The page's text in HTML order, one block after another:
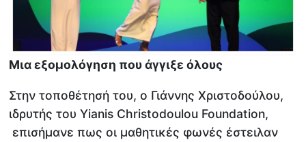
Μια εξομολόγηση που άγγιξε όλους
Στην τοποθέτησή του, ο Γιάννης Χριστοδούλου,
ιδρυτής του Yianis Christodoulou Foundation,
επισήμανε πως οι μαθητικές φωνές έστειλαν